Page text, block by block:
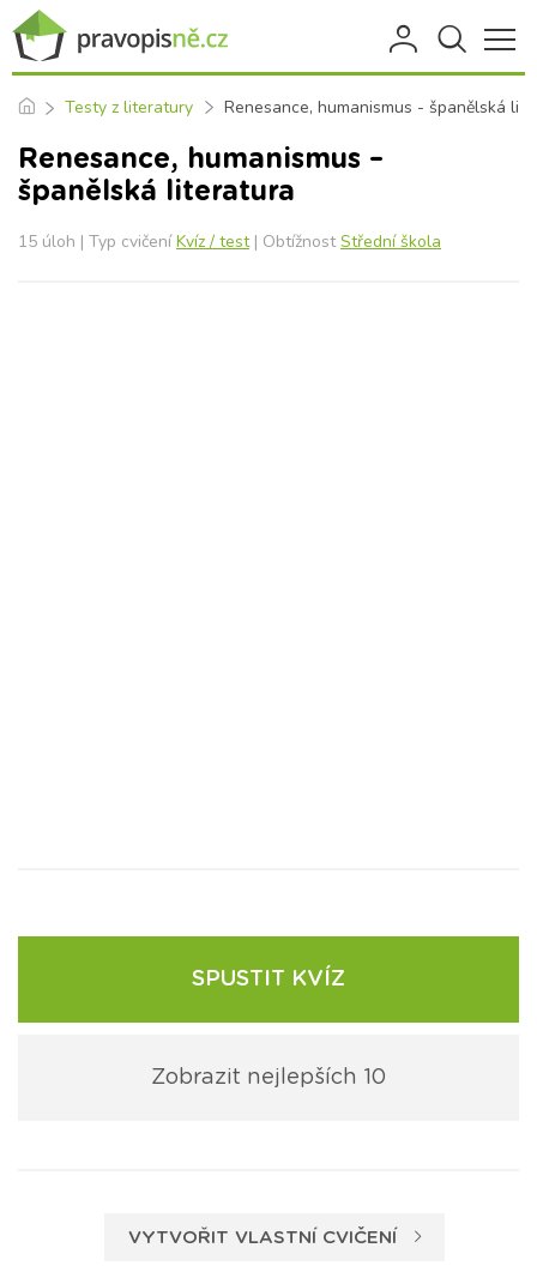
Testy z literatury Renesance, humanismus - španělská
Renesance, humanismus –
španělská literatura
15 úloh | Typ cvičeníKvíz / test| ObtížnostStřední škola
SPUSTIT KVÍZ
Zobrazit nejlepších 10
VYTVOŘIT VLASTNÍ CVIČENÍ